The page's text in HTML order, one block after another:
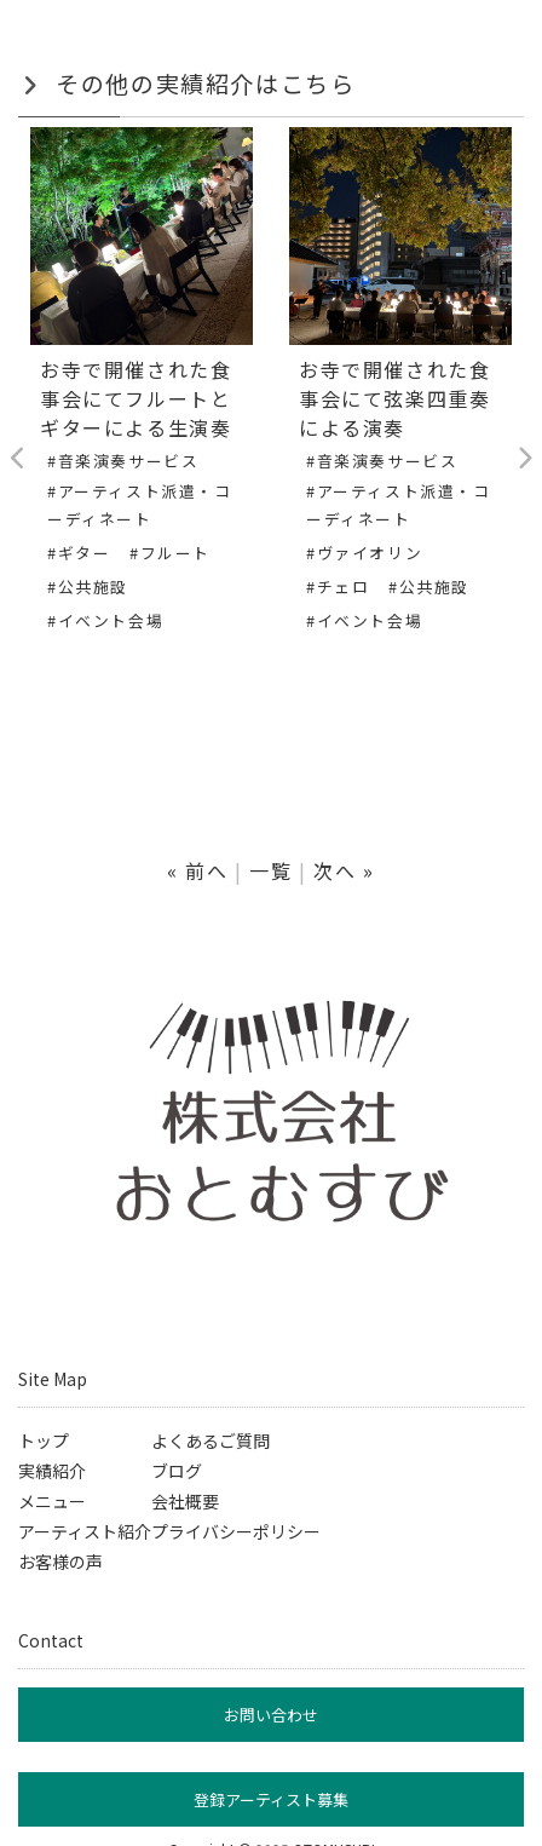
その他の実績紹介はこちら
お寺で開催された食
事会にてフルートと
ギターによる生演奏
#音楽演奏サービス
#アーティスト派遣・コ
ーディネート
#ギター
#フルート
#公共施設
#イベント会場
お寺で開催された食
事会にて弦楽四重奏
による演奏
#音楽演奏サービス
#アーティスト派遣・コ
ーディネート
#ヴァイオリン
#チェロ
#公共施設
#イベント会場
« 前へ 一覧 次へ »
Site Map
トップ
実績紹介
メニュー
アーティスト紹介
お客様の声
よくあるご質問
ブログ
会社概要
プライバシーポリシー
Contact
お問い合わせ
登録アーティスト募集